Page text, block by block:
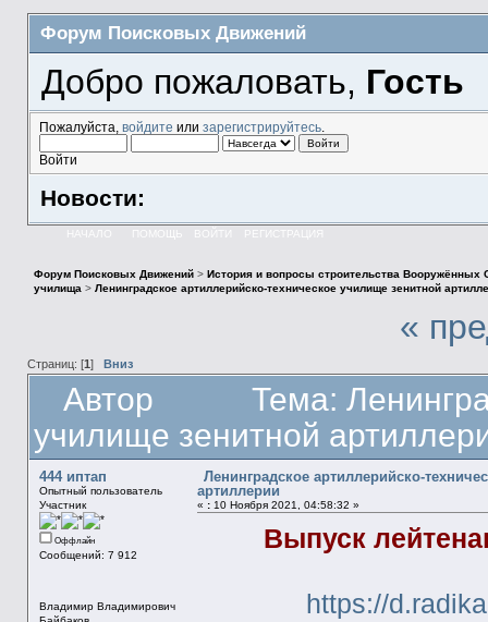
Форум Поисковых Движений
Добро пожаловать, Гость
Пожалуйста, войдите или зарегистрируйтесь.
Войти
Новости:
НАЧАЛО ПОМОЩЬ ВОЙТИ РЕГИСТРАЦИЯ
Форум Поисковых Движений> История и вопросы строительства Вооружённых
училища> Ленинградское артиллерийско-техническое училище зенитной
«
Страниц: [1 ] Вниз
Автор
Тема:
училище зенитной
444 иптап
Опытный пользователь
Участник
Оффлайн
Сообщений: 7 912
Владимир Владимирович
Ленинградское артиллерийско-
артиллерии
« :10 Ноября 2021, 04:58:32 »
Выпуск
https://